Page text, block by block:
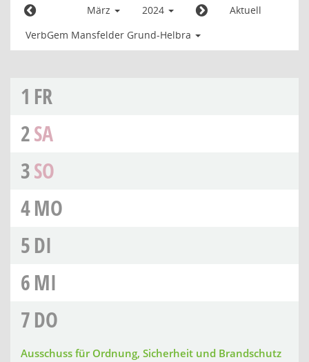
März 2024
Aktuell
VerbGem Mansfelder Grund-Helbra
1 FR
2SA
3SO
4MO
5DI
6MI
7DO
Ausschuss für Ordnung, Sicherheit und Brandschutz